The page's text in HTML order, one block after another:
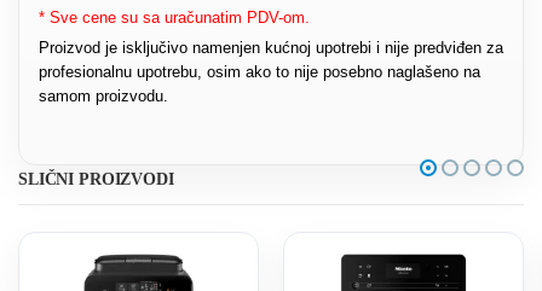
* Sve cene su sa uračunatim PDV-om.
Proizvod je isključivo namenjen kućnoj upotrebi i nije predviđen za
profesionalnu upotrebu, osim ako to nije posebno naglašeno na
samom proizvodu.
SLIČNI PROIZVODI